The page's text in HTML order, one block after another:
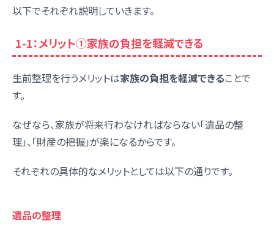
以下でそれぞれ説明していきます。
1-1：メリット①家族の負担を軽減できる
生前整理を行うメリットは家族の負担を軽減できることで
す。
なぜなら、家族が将来行わなければならない「遺品の整
理」、「財産の把握」が楽になるからです。
それぞれの具体的なメリットとしては以下の通りです。
遺品の整理